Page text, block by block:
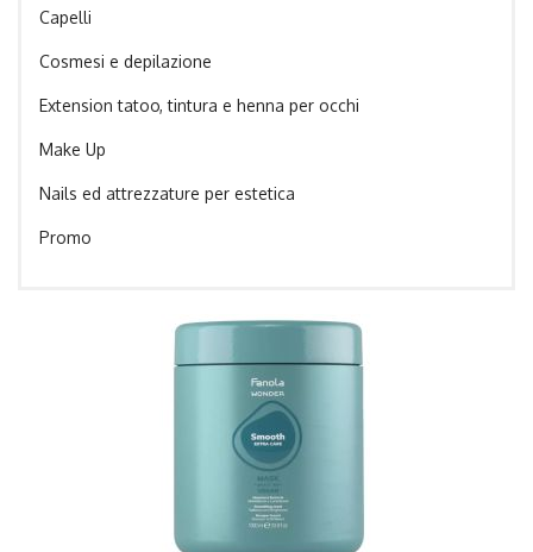
Capelli
Cosmesi e depilazione
Extension tatoo, tintura e henna per occhi
Make Up
Nails ed attrezzature per estetica
Promo
DETTAGLI